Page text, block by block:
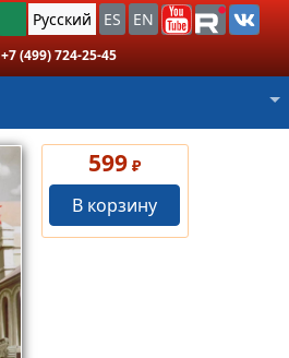
Русский ES EN
+7 (499) 724-25-45
599 ₽
В корзину